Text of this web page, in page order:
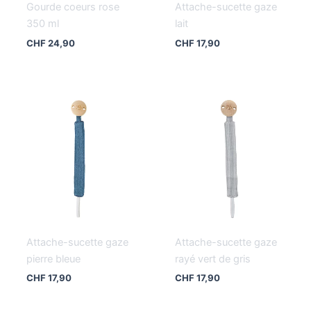
Gourde coeurs rose
350 ml
CHF24,90
Attache-sucette gaze
lait
CHF17,90
Attache-sucette gaze
pierre bleue
CHF17,90
Attache-sucette gaze
rayé vert de gris
CHF17,90